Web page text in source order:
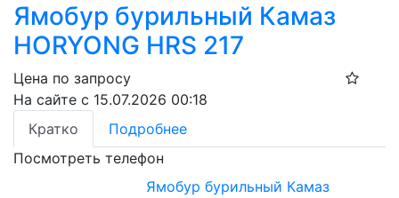
Ямобур бурильный Камаз
HORYONG HRS 217
Цена по запросу
На сайте с 15.07.2026 00:18
Кратко
Подробнее
Посмотреть телефон
Ямобур бурильный Камаз